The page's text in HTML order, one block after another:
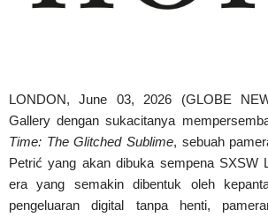
LONDON, June 03, 2026 (GLOBE
Gallery dengan sukacitanya
Time: The Glitched Sublime, sebuah
Petrić yang akan dibuka sempena SXSW
era yang semakin dibentuk oleh
pengeluaran digital tanpa henti,